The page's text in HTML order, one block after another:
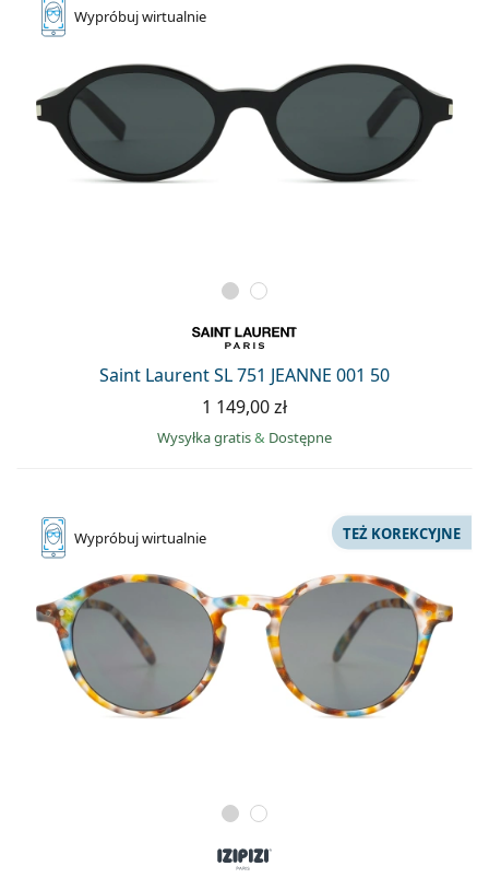
Wypróbujwirtualnie
Saint Laurent SL 751 JEANNE 001 50
1 149,00 zł
Wysyłka gratis& Dostępne
Wypróbujwirtualnie TEŻ KOREKCYJNE